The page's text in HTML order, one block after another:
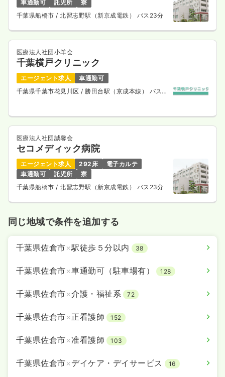
車通勤可 託児所
寮
千葉県船橋市/ 北習志野駅（新京成電鉄） バス23分
医療法人社団小羊会
千葉横戸クリニック
エージェント求人
車通勤可
千葉県千葉市花見川区 / 勝田台駅（京成本線） バス
医療法人社団誠馨会
セコメディック病院
エージェント求人 292床
電子カルテ
車通勤可
託児所
寮
千葉県船橋市/ 北習志野駅（新京成電鉄） バス23分
同じ地域で条件を追加する
千葉県佐倉市×駅徒歩５分以内 38
千葉県佐倉市×車通勤可（駐車場有） 128
千葉県佐倉市×介護・福祉系 72
千葉県佐倉市×正看護師 152
千葉県佐倉市×准看護師 103
千葉県佐倉市×デイケア・デイサービス 16